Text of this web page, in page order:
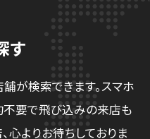
す
が検索できます。スマホ
不要で飛び込みの来店も
心よりお待ちしておりま